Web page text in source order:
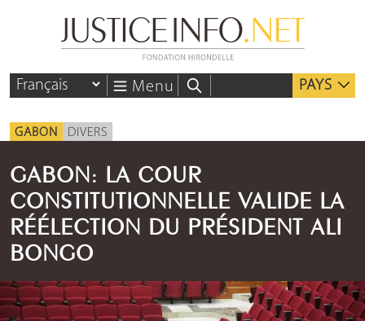
Menu PAYS
GABON DIVERS
GABON: LA COUR
CONSTITUTIONNELLE VALIDE LA
RÉÉLECTION DU PRÉSIDENT ALI
BONGO